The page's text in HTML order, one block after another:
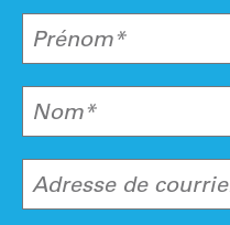
Prénom*
Nom*
Adresse de